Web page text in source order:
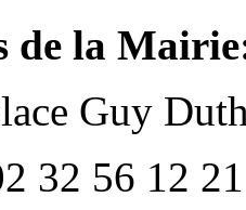
de la
Guy
32 56 12 21